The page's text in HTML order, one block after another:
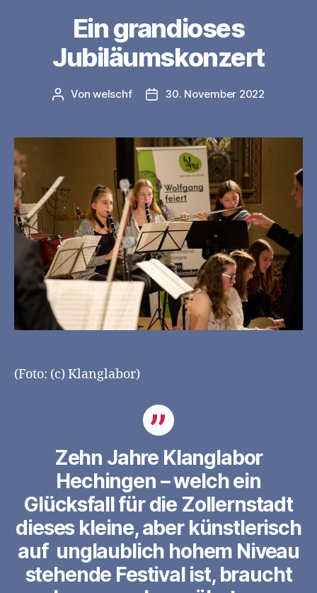
Ein grandioses
Jubiläumskonzert
Beitragsautor
Vonwelschf Veröffentlichungsdatum
30. November 2022
(Foto: (c) Klanglabor)
Zehn Jahre Klanglabor
Hechingen – welch ein
Glücksfall für die Zollernstadt
dieses kleine, aber künstlerisch
auf unglaublich hohem Niveau
stehende Festival ist, braucht